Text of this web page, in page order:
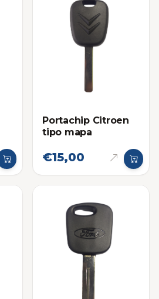
Portachip Citroen
tipo mapa
€15,00